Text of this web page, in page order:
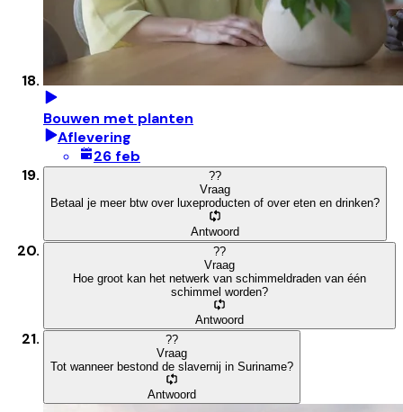
Bouwen met planten
Aflevering
26 feb
??
Vraag
Betaal je meer btw over luxeproducten of over eten en drinken?
Antwoord
??
Vraag
Hoe groot kan het netwerk van schimmeldraden van één
schimmel worden?
Antwoord
??
Vraag
Tot wanneer bestond de slavernij in Suriname?
Antwoord